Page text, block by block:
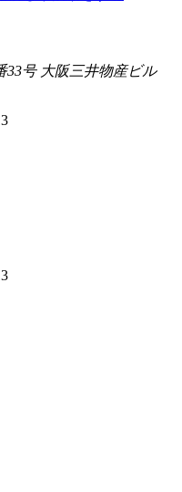
33号 大阪三井物産ビル